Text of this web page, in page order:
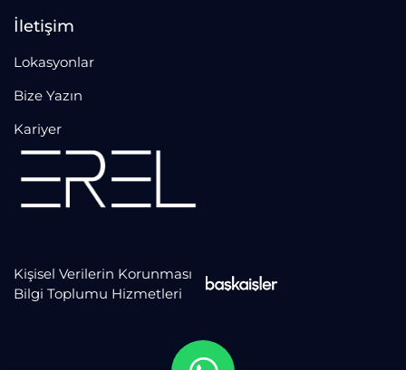
İletişim
Lokasyonlar
Bize Yazın
Kariyer
Kişisel Verilerin Korunması
Bilgi Toplumu Hizmetleri